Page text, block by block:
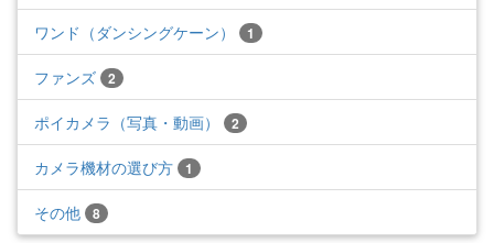
ワンド（ダンシングケーン） 1
ファンズ 2
ポイカメラ（写真・動画） 2
カメラ機材の選び方 1
その他 8